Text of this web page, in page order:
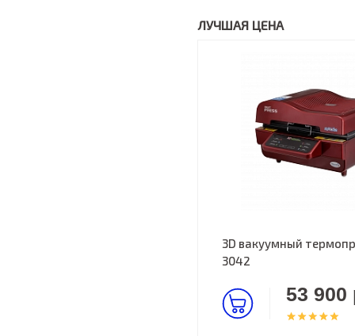
ЛУЧШАЯ ЦЕНА
3D вакуумный
3042
53 900